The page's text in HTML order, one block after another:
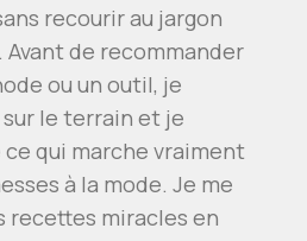
recourir au jargon
Avant de recommander
ou un outil, je
le terrain et je
qui marche vraiment
à la mode. Je me
recettes miracles en